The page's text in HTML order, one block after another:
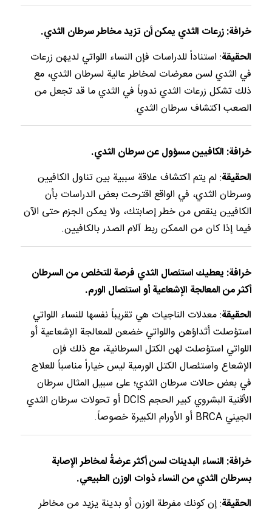
خرافة: زرعات الثدي يمكن أن تزيد مخاطر سرطان الثدي.
الحقيقة: استناداً للدراسات فإن النساء اللواتي لديهن زرعات
في الثدي لسن معرضات لمخاطر عالية لسرطان الثدي، مع
ذلك تشكل زرعات الثدي ندوباً في الثدي ما قد تجعل من
الصعب اكتشاف سرطان الثدي.
خرافة: الكافيين مسؤول عن سرطان الثدي.
الحقيقة: لم يتم اكتشاف علاقة سببية بين تناول الكافيين
وسرطان الثدي، في الواقع اقترحت بعض الدراسات بأن
الكافيين ينقص من خطر إصابتك، ولا يمكن الجزم حتى الآن
فيما إذا كان من الممكن ربط آلام الصدر بالكافيين.
خرافة: يعطيك استئصال الثدي فرصة للتخلص من السرطان
أكثر من المعالجة الإشعاعية أو استئصال الورم.
الحقيقة: معدلات الناجيات هي تقريباً نفسها للنساء اللواتي
استؤصلت أثداؤهن واللواتي خضعن للمعالجة الإشعاعية أو
اللواتي استؤصلت لهن الكتل السرطانية، مع ذلك فإن
الإشعاع واستئصال الكتل الورمية ليس خياراً مناسباً للعلاج
في بعض حالات سرطان الثدي؛ على سبيل المثال سرطان
الأقنية البشروي كبير الحجم DCIS أو تحولات سرطان الثدي
الجيني BRCA أو الأورام الكبيرة خصوصاً.
خرافة: النساء البدينات لسن أكثر عرضةً لمخاطر الإصابة
بسرطان الثدي من النساء ذوات الوزن الطبيعي.
الحقيقة: إن كونك مفرطة الوزن أو بدينة يزيد من مخاطر